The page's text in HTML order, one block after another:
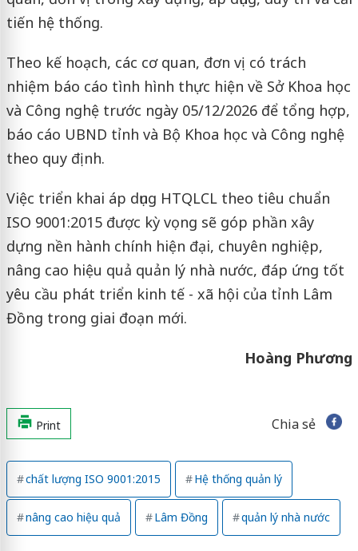
tiến hệ thống.
Theo kế hoạch, các cơ quan, đơn vị có trách
nhiệm báo cáo tình hình thực hiện về Sở Khoa học
và Công nghệ trước ngày 05/12/2026 để tổng hợp,
báo cáo UBND tỉnh và Bộ Khoa học và Công nghệ
theo quy định.
Việc triển khai áp dụng HTQLCL theo tiêu chuẩn
ISO 9001:2015 được kỳ vọng sẽ góp phần xây
dựng nền hành chính hiện đại, chuyên nghiệp,
nâng cao hiệu quả quản lý nhà nước, đáp ứng tốt
yêu cầu phát triển kinh tế - xã hội của tỉnh Lâm
Đồng trong giai đoạn mới.
Hoàng Phương
Print Chia sẻ
chất lượng ISO 9001:2015 Hệ thống quản lý
nâng cao hiệu quả Lâm Đồng quản lý nhà nước